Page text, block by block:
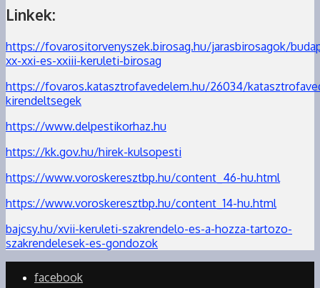
Linkek:
https://fovarositorvenyszek.birosag.hu/jarasbirosagok/
xx-xxi-es-xxiii-keruleti-birosag
https://fovaros.katasztrofavedelem.hu/26034/
kirendeltsegek
https://www.delpestikorhaz.hu
https://kk.gov.hu/hirek-kulsopesti
https://www.voroskeresztbp.hu/content_46-hu.html
https://www.voroskeresztbp.hu/content_14-hu.html
bajcsy.hu/xvii-keruleti-szakrendelo-es-a-hozza-tartozo-
szakrendelesek-es-gondozok
facebook